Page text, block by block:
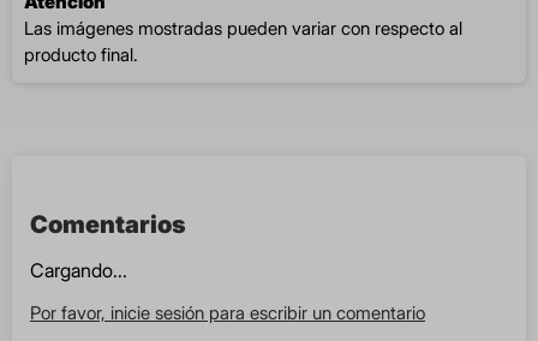
Las imágenes mostradas pueden variar con respecto al
producto final.
Comentarios
Cargando...
Por favor, inicie sesión para escribir un comentario